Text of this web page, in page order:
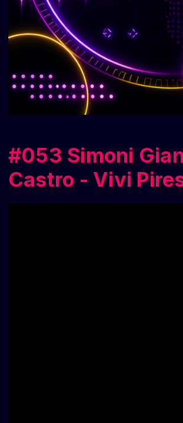
#053 Simoni
Castro - Vivi